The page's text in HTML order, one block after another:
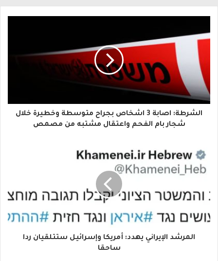
ر
ك
ا
ك
ت
و
الشرطة: اصابة 3 اشخاص بجراح متوسطة وخطيرة خلال
شجار بام الفحم واعتقال مشتبه من مصمص
المرشد الإيراني يهدد: أمريكا وإسرائيل ستتلقيان ردا
ساحقا